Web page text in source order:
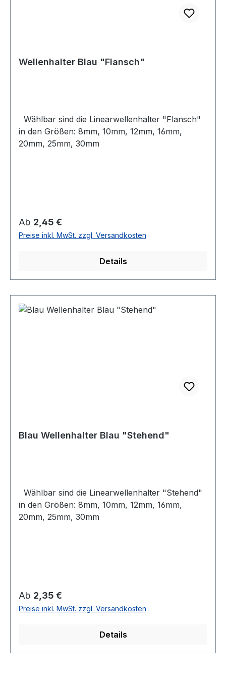
Wellenhalter Blau "Flansch"
Wählbar sind die Linearwellenhalter "Flansch"
in den Größen: 8mm, 10mm, 12mm, 16mm,
20mm, 25mm, 30mm
Regulärer Preis:
Ab 2,45 €
Preise inkl. MwSt. zzgl. Versandkosten
Details
Blau Wellenhalter Blau "Stehend"
Wählbar sind die Linearwellenhalter "Stehend"
in den Größen: 8mm, 10mm, 12mm, 16mm,
20mm, 25mm, 30mm
Regulärer Preis:
Ab 2,35 €
Preise inkl. MwSt. zzgl. Versandkosten
Details